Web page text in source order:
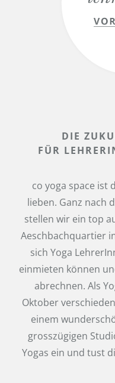
DIE
FÜR
co yoga space ist
lieben. Ganz nach
stellen wir ein top
Aeschbachquartier
sich Yoga
einmieten können
abrechnen. Als
Oktober
einem
grosszügigen
Yogas ein und tust